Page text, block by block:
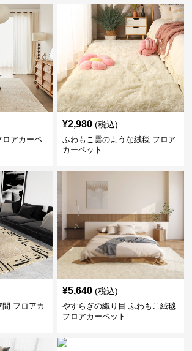
ロアカーペ
¥2,980 (税込)
ふわもこ雲のような絨毯 フロア
カーペット
フロアカ
¥5,640 (税込)
やすらぎの織り目 ふわもこ絨毯
フロアカーペット